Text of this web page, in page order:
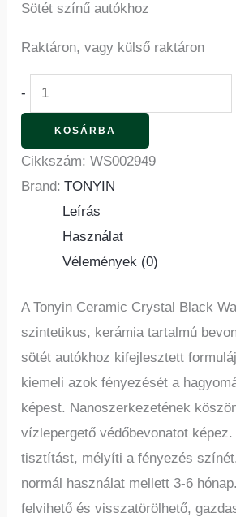
Sötét színű autókhoz
Raktáron, vagy külső raktáron
-
KOSÁRBA
Cikkszám:WS002949
Brand: TONYIN
Leírás
Használat
Vélemények (0)
A Tonyin Ceramic Crystal Black
szintetikus, kerámia tartalmú
sötét autókhoz kifejlesztett
kiemeli azok fényezését a
képest. Nanoszerkezetének
vízlepergető védőbevonatot
tisztítást, mélyíti a fényezés
normál használat mellett 3-6
felvihető és visszatörölhető,